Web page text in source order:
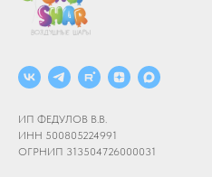
ИП ФЕДУЛОВ В.В.
ИНН 500805224991
ОГРНИП 313504726000031